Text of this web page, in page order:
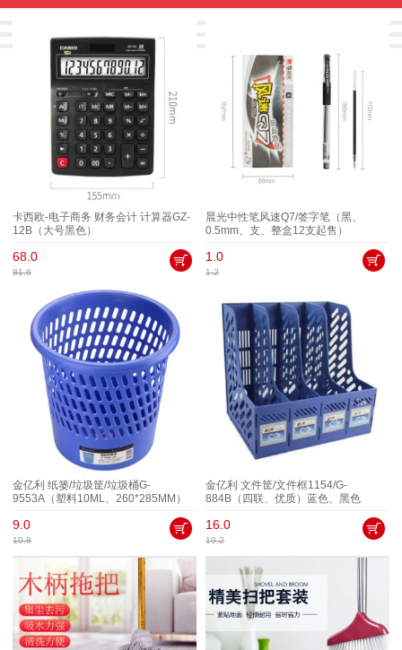
卡西欧-电子商务 财务会计 计算器GZ-
12B（大号黑色）
68.0
81.6
晨光中性笔风速Q7/签字笔（黑、
0.5mm、支、整盒12支起售）
1.0
1.2
金亿利 纸篓/垃圾筐/垃圾桶G-
9553A（塑料10ML、260*285MM）
9.0
10.8
金亿利 文件筐/文件框1154/G-
884B（四联、优质）蓝色、黑色
16.0
19.2